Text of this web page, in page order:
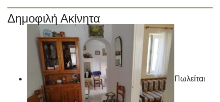
Δημοφιλή Ακίνητα
Πωλείται